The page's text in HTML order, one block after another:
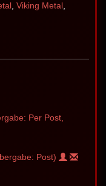
, Viking Metal ,
Per Post,
Post)